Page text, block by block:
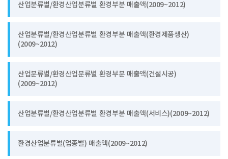
산업분류별/환경산업분류별 환경부분 매출액(2009~2012)
산업분류별/환경산업분류별 환경부분 매출액(환경제품생산)
(2009~2012)
산업분류별/환경산업분류별 환경부분 매출액(건설시공)
(2009~2012)
산업분류별/환경산업분류별 환경부분 매출액(서비스)(2009~2012)
환경산업분류별(업종별) 매출액(2009~2012)